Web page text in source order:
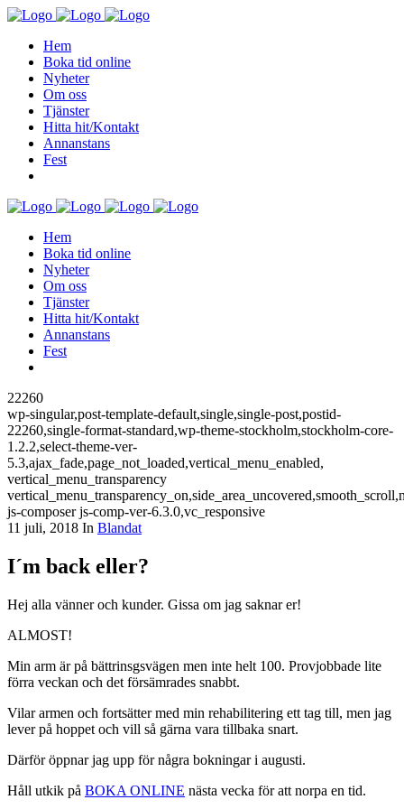
Hem
Boka tid online
Nyheter
Om oss
Tjänster
Hitta hit/Kontakt
Annanstans
Fest
Hem
Boka tid online
Nyheter
Om oss
Tjänster
Hitta hit/Kontakt
Annanstans
Fest
22260
wp-singular,post-template-default,single,single-post,postid-
22260,single-format-standard,wp-theme-stockholm,stockholm-core-
1.2.2,select-theme-ver-
5.3,ajax_fade,page_not_loaded,vertical_menu_enabled,
vertical_menu_transparency
js-composer js-comp-ver-6.3.0,vc_responsive
11 juli, 2018 In Blandat
I´m back eller?
Hej alla vänner och kunder. Gissa om jag saknar er!
ALMOST!
Min arm är på bättrinsgsvägen men inte helt 100. Provjobbade lite
förra veckan och det försämrades snabbt.
Vilar armen och fortsätter med min rehabilitering ett tag till, men jag
lever på hoppet och vill så gärna vara tillbaka snart.
Därför öppnar jag upp för några bokningar i augusti.
Håll utkik på BOKA ONLINE nästa vecka för att norpa en tid.